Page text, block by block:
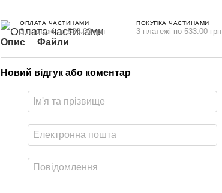
ОПЛАТА ЧАСТИНАМИ
3 платежі по 533.00 грн
ПОКУПКА ЧАСТИНАМИ
3 платежі по 533.00 грн
Опис Файли
Новий відгук або коментар